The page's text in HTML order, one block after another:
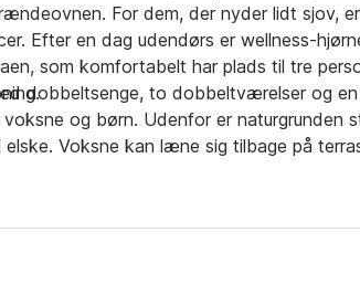
For dem, der nyder lidt sjov,
Efter en dag udendørs er wellness-
som komfortabelt har plads til tre
dobbeltsenge, to dobbeltværelser og
og børn. Udenfor er naturgrunden
Voksne kan læne sig tilbage på
er ideel til at udforske fjorden,